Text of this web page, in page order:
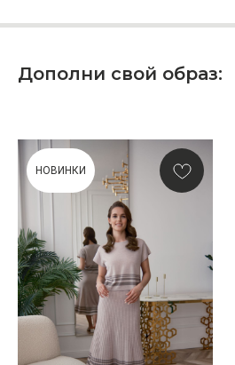
Дополни свой образ:
НОВИНКИ
Скидка 10% за подписку
на Телеграм канал
Новинки, акции, подарки
и модный журнал — всё это
в нашем телеграмм канале:
MIR CASHMERE Official